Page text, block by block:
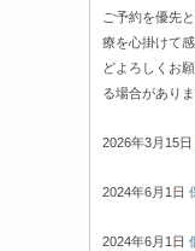
ご予約を優先
療を心掛けて
どよろしくお
る場合がありま
2026年3月15日
2024年6月1日
2024年6月1日